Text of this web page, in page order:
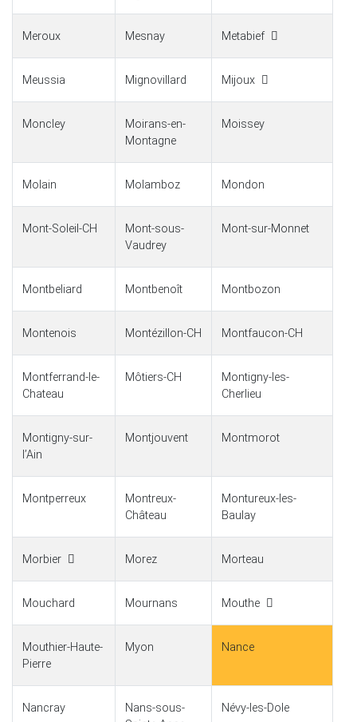
Meroux Mesnay Metabief
Meussia Mignovillard Mijoux
Moncley
Moirans-en-
Montagne
Moissey
Molain Molamboz Mondon
Mont-Soleil-CH
Mont-sous-
Vaudrey
Mont-sur-Monnet
Montbeliard Montbenoît Montbozon
Montenois Montézillon-CH Montfaucon-CH
Montferrand-le-
Chateau
Môtiers-CH
Montigny-les-
Cherlieu
Montigny-sur-
lʼAin
Montjouvent Montmorot
Montperreux
Montreux-
Château
Montureux-les-
Baulay
Morbier Morez Morteau
Mouchard Mournans Mouthe
Mouthier-Haute-
Pierre
Myon Nance
Nancray
Nans-sous-
Névy-les-Dole